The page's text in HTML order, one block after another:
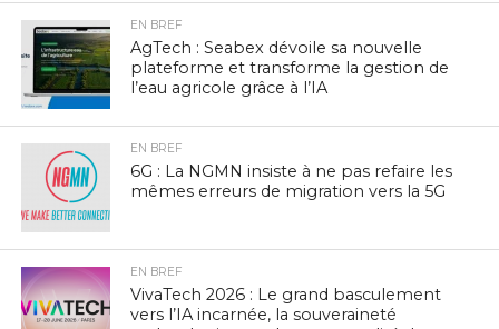
EN BREF
AgTech : Seabex dévoile sa nouvelle
plateforme et transforme la gestion de
l’eau agricole grâce à l’IA
EN BREF
6G : La NGMN insiste à ne pas refaire les
mêmes erreurs de migration vers la 5G
EN BREF
VivaTech 2026 : Le grand basculement
vers l’IA incarnée, la souveraineté